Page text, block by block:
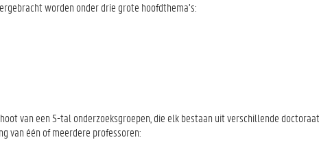
worden onder drie grote hoofdthema’s:
van een 5-tal onderzoeksgroepen, die elk bestaan uit verschillende
van één of meerdere professoren: